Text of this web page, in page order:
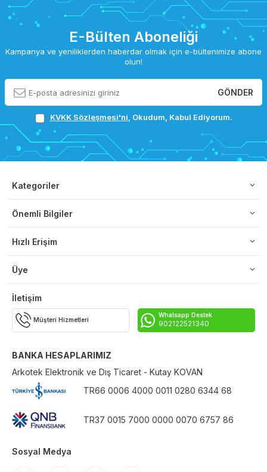
E-Bülten Aboneliği
Kampanya ve yeniliklerden haberdar olmak için e-bültenimize abone
olun!
GÖNDER
KVKK Sözleşmesi'ni , Okudum, Kabul Ediyorum.
Kategoriler
Önemli Bilgiler
Hızlı Erişim
Üye
İletişim
Müşteri Hizmetleri
Whatsapp Destek
902122521340
BANKA HESAPLARIMIZ
Arkotek Elektronik ve Dış Ticaret - Kutay KOVAN
TR66 0006 4000 0011 0280 6344 68
TR37 0015 7000 0000 0070 6757 86
Sosyal Medya